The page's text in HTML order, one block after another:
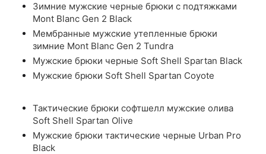
Зимние мужские черные брюки с подтяжками
Mont Blanc Gen 2 Black
Мембранные мужские утепленные брюки
зимние Mont Blanc Gen 2 Tundra
Мужские брюки черные Soft Shell Spartan Black
Мужские брюки Soft Shell Spartan Coyote
Тактические брюки софтшелл мужские олива
Soft Shell Spartan Olive
Мужские брюки тактические черные Urban Pro
Black